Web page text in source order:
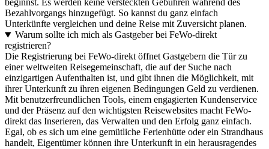
beginnst. Es werden keine versteckten Gebühren während des
Bezahlvorgangs hinzugefügt. So kannst du ganz einfach
Unterkünfte vergleichen und deine Reise mit Zuversicht planen.
Warum sollte ich mich als Gastgeber bei FeWo-direkt
registrieren?
Die Registrierung bei FeWo-direkt öffnet Gastgebern die Tür zu
einer weltweiten Reisegemeinschaft, die auf der Suche nach
einzigartigen Aufenthalten ist, und gibt ihnen die Möglichkeit, mit
ihrer Unterkunft zu ihren eigenen Bedingungen Geld zu verdienen.
Mit benutzerfreundlichen Tools, einem engagierten Kundenservice
und der Präsenz auf den wichtigsten Reisewebsites macht FeWo-
direkt das Inserieren, das Verwalten und den Erfolg ganz einfach.
Egal, ob es sich um eine gemütliche Ferienhütte oder ein Strandhaus
handelt, Eigentümer können ihre Unterkunft in ein herausragendes